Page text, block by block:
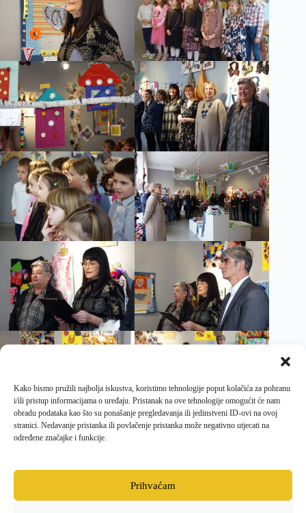
Kako bismo pružili najbolja iskustva, koristimo tehnologije poput kolačića za pohranu
i/ili pristup informacijama o uređaju. Pristanak na ove tehnologije omogućit će nam
obradu podataka kao što su ponašanje pregledavanja ili jedinstveni ID-ovi na ovoj
stranici. Nedavanje pristanka ili povlačenje pristanka može negativno utjecati na
određene značajke i funkcije.
Prihvaćam
PRETHODNI SLJEDEĆI